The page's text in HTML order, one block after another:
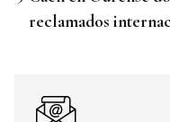
reclamados